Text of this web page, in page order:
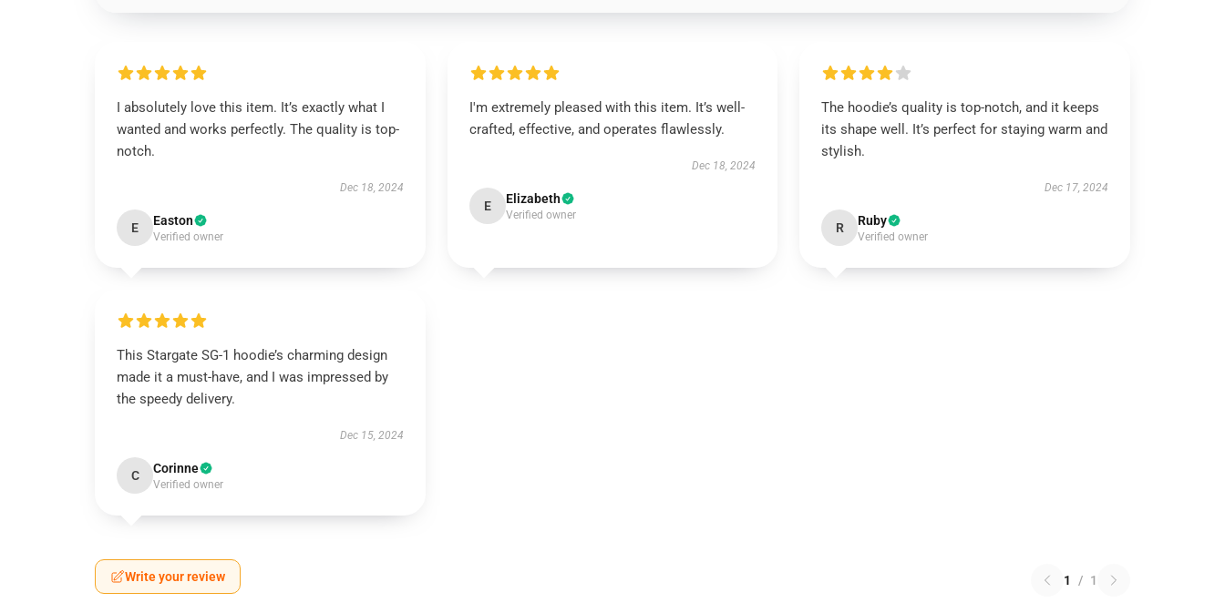
I absolutely love this item. It’s exactly what I
wanted and works perfectly. The quality is top-
notch.
Dec 18, 2024
E Easton
Verified owner
I'm extremely pleased with this item. It’s well-
crafted, effective, and operates flawlessly.
Dec 18, 2024
E Elizabeth
Verified owner
The hoodie’s quality is top-notch, and it keeps
its shape well. It’s perfect for staying warm and
stylish.
Dec 17, 2024
R Ruby
Verified owner
This Stargate SG-1 hoodie’s charming design
made it a must-have, and I was impressed by
the speedy delivery.
Dec 15, 2024
C Corinne
Verified owner
Write your review 1 / 1